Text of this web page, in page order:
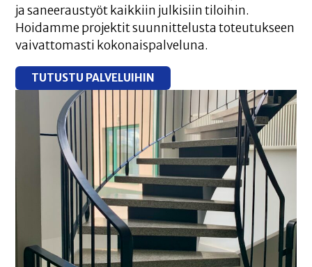
ja saneeraustyöt kaikkiin julkisiin tiloihin.
Hoidamme projektit suunnittelusta toteutukseen
vaivattomasti kokonaispalveluna.
TUTUSTU PALVELUIHIN